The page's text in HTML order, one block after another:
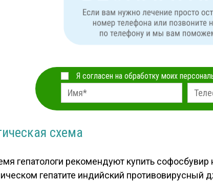
Я согласен на обработку моих
схема
гепатологи рекомендуют купить
гепатите индийский